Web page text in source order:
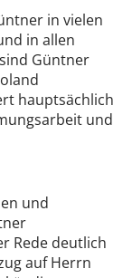
in vielen
in allen
Güntner
hauptsächlich
und
und
Rede deutlich
auf Herrn